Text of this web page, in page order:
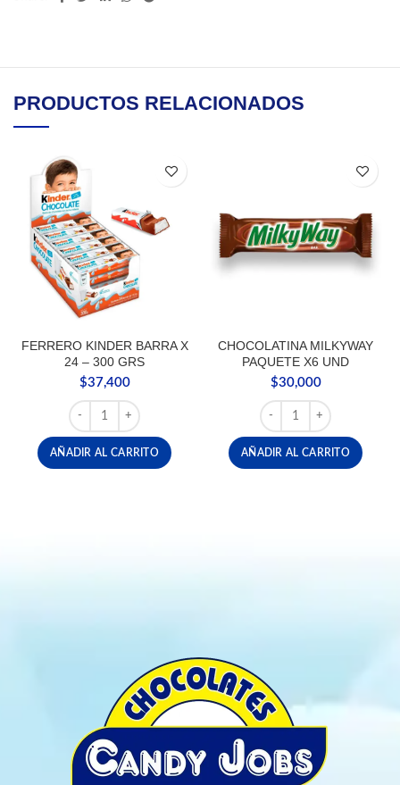
PRODUCTOS RELACIONADOS
FERRERO KINDER BARRA X
24 – 300 GRS
$37,400
FERRERO KINDER BARRA X 24 - 300 GRS cantidad
AÑADIR AL CARRITO
CHOCOLATINA MILKYWAY
PAQUETE X6 UND
$30,000
CHOCOLATINA
AÑADIR AL CARRITO